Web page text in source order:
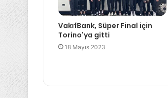
VakıfBank, Süper Final için
Torino'ya gitti
18 Mayıs 2023